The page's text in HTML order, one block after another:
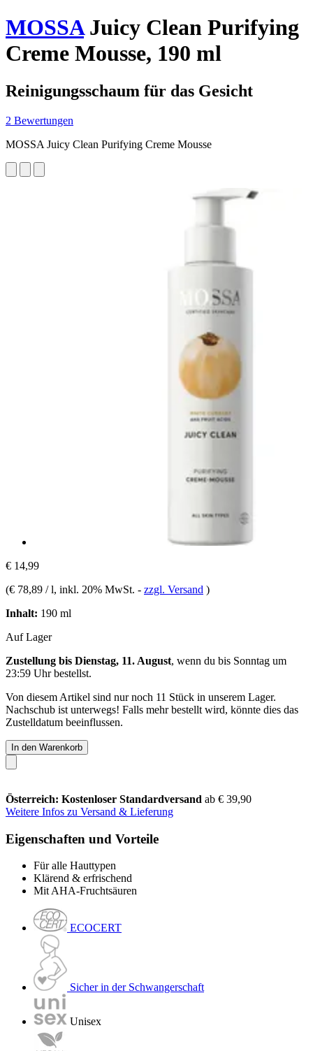
MOSSAJuicy Clean Purifying
Creme Mousse, 190 ml
Reinigungsschaum für das Gesicht
2 Bewertungen
MOSSA Juicy Clean Purifying Creme Mousse
€ 14,99
(€ 78,89 / l, inkl. 20% MwSt. - zzgl. Versand )
Inhalt: 190 ml
Auf Lager
Zustellung bis Dienstag, 11. August, wenn du bis Sonntag um
23:59 Uhrbestellst.
Von diesem Artikel sind nur noch 11 Stück in unserem Lager.
Nachschub ist unterwegs! Falls mehr bestellt wird, könnte dies das
Zustelldatum beeinflussen.
In den Warenkorb
Österreich: Kostenloser Standardversand ab € 39,90
Weitere Infos zu Versand & Lieferung
Eigenschaften und Vorteile
Für alle Hauttypen
Klärend & erfrischend
Mit AHA-Fruchtsäuren
ECOCERT
Sicher in der Schwangerschaft
Unisex